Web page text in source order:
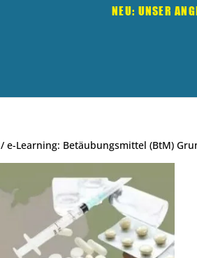
NEU: UNSER
/ e-Learning: Betäubungsmittel (BtM)